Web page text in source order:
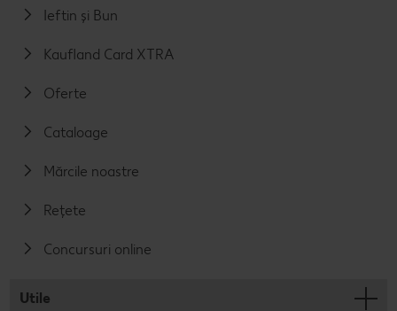
Ieftin și Bun
Kaufland Card XTRA
Oferte
Cataloage
Mărcile noastre
Rețete
Concursuri online
Utile